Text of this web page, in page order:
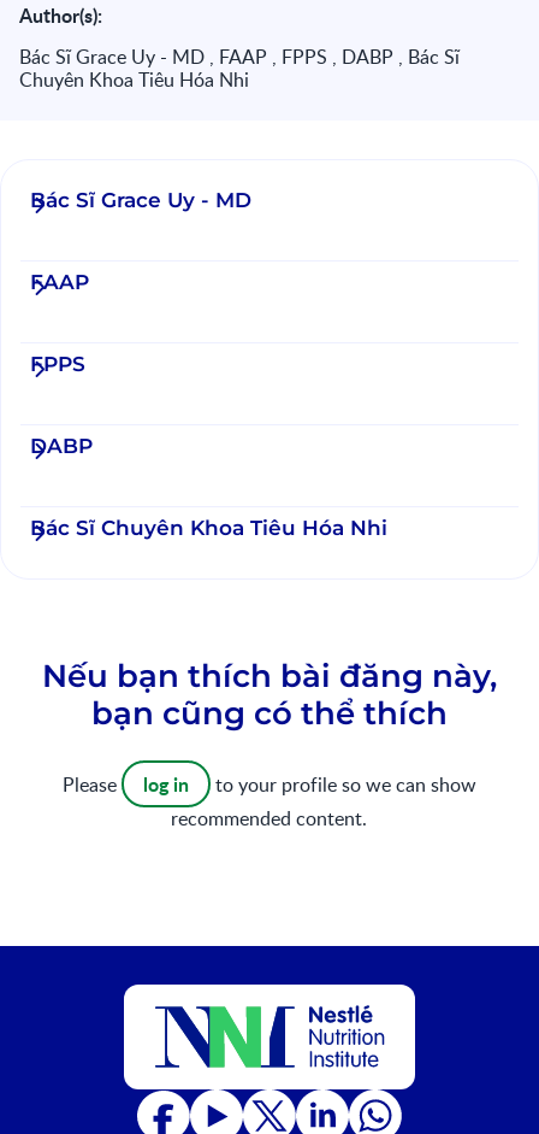
Author(s):
Bác Sĩ Grace Uy - MD , FAAP , FPPS , DABP , Bác Sĩ
Chuyên Khoa Tiêu Hóa Nhi
Bác Sĩ Grace Uy - MD
FAAP
FPPS
DABP
Bác Sĩ Chuyên Khoa Tiêu Hóa Nhi
Nếu bạn thích bài đăng này,
bạn cũng có thể thích
Please log in
to your profile so we can show
recommended content.